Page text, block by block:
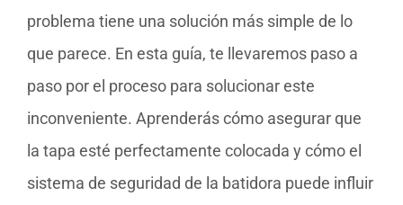
problema tiene una solución más simple de lo
que parece. En esta guía, te llevaremos paso a
paso por el proceso para solucionar este
inconveniente. Aprenderás cómo asegurar que
la tapa esté perfectamente colocada y cómo el
sistema de seguridad de la batidora puede influir